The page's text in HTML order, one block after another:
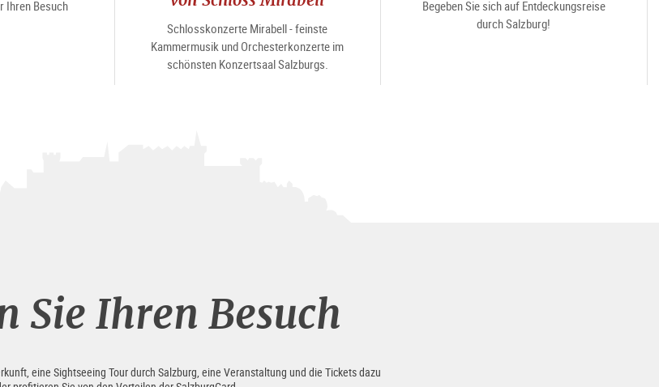
Ihren Besuch
Schlosskonzerte Mirabell - feinste
Kammermusik und Orchesterkonzerte im
schönsten Konzertsaal Salzburgs.
Begeben Sie sich auf Entdeckungsreise
durch Salzburg!
Sie Ihren Besuch
eine Sightseeing Tour durch Salzburg, eine Veranstaltung und die Tickets dazu